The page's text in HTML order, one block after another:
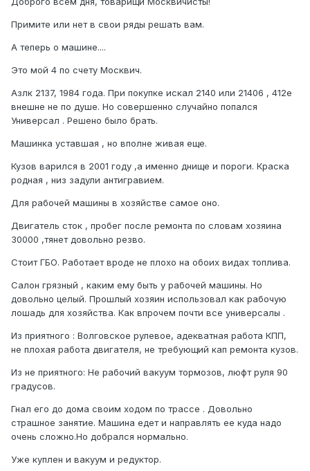
Примите или нет в свои ряды решать вам.
А теперь о машине....
Это мой 4 по счету Москвич.
Азлк 2137, 1984 года. При покупке искал 2140 или 21406 , 412е
внешне не по душе. Но совершенно случайно попался
Универсал . Решено было брать.
Машинка уставшая , но вполне живая еще.
Кузов варился в 2001 году ,а именно днище и пороги. Краска
родная , низ задули антигравием.
Для рабочей машины в хозяйстве самое оно.
Двигатель сток , пробег после ремонта по словам хозяина
30000 ,тянет довольно резво.
Стоит ГБО. Работает вроде не плохо на обоих видах топлива.
Салон грязный , каким ему быть у рабочей машины. Но
довольно целый. Прошлый хозяин использовал как рабочую
лошадь для хозяйства. Как впрочем почти все универсалы .
Из приятного : Волговское рулевое, адекватная работа КПП,
не плохая работа двигателя, не требующий кап ремонта кузов.
Из не приятного: Не рабочий вакуум тормозов, люфт руля 90
градусов.
Гнал его до дома своим ходом по трассе . Довольно
страшное занятие. Машина едет и направлять ее куда надо
очень сложно.Но добрался нормально.
Уже куплен и вакуум и редуктор.